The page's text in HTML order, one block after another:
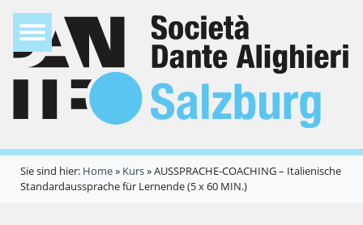
Sie sind hier: Home» Kurs»AUSSPRACHE-COACHING – Italienische
Standardaussprache für Lernende (5 x 60 MIN.)